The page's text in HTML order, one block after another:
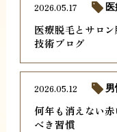
医療脱毛とサロ
技術ブログ
2026.05.17
何年も消えない
べき習慣
2026.05.12